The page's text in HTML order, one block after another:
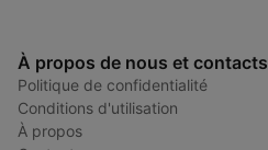
À propos de nous et contacts
Politique de confidentialité
Conditions d'utilisation
À propos